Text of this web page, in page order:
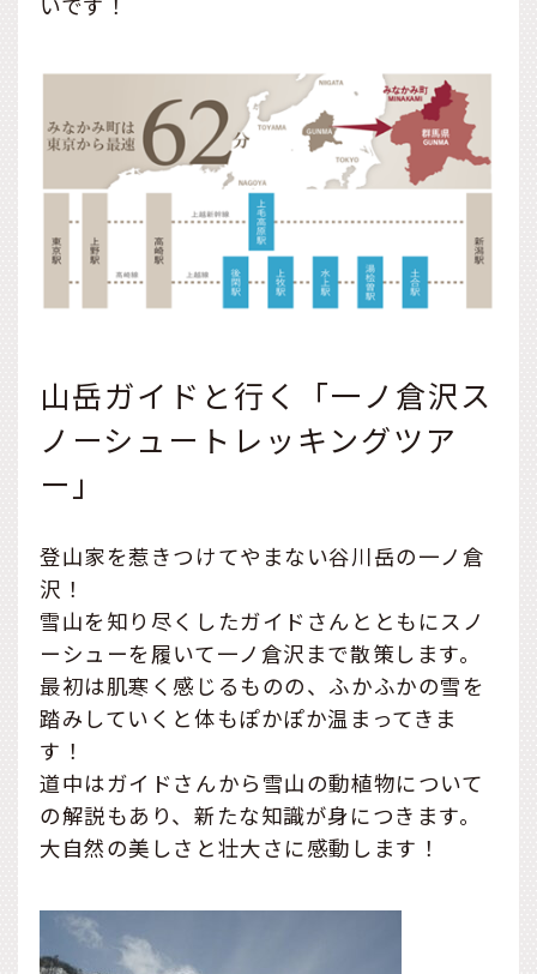
山岳ガイドと行く「一ノ倉沢ス
ノーシュートレッキングツア
ー」
登山家を惹きつけてやまない谷川岳の一ノ倉
沢！
雪山を知り尽くしたガイドさんとともにスノ
ーシューを履いて一ノ倉沢まで散策します。
最初は肌寒く感じるものの、ふかふかの雪を
踏みしていくと体もぽかぽか温まってきま
す！
道中はガイドさんから雪山の動植物について
の解説もあり、新たな知識が身につきます。
大自然の美しさと壮大さに感動します！